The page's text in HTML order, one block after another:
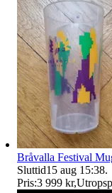
Bråvalla Festival
Sluttid15 aug 15:38.
Pris:3 999 kr,